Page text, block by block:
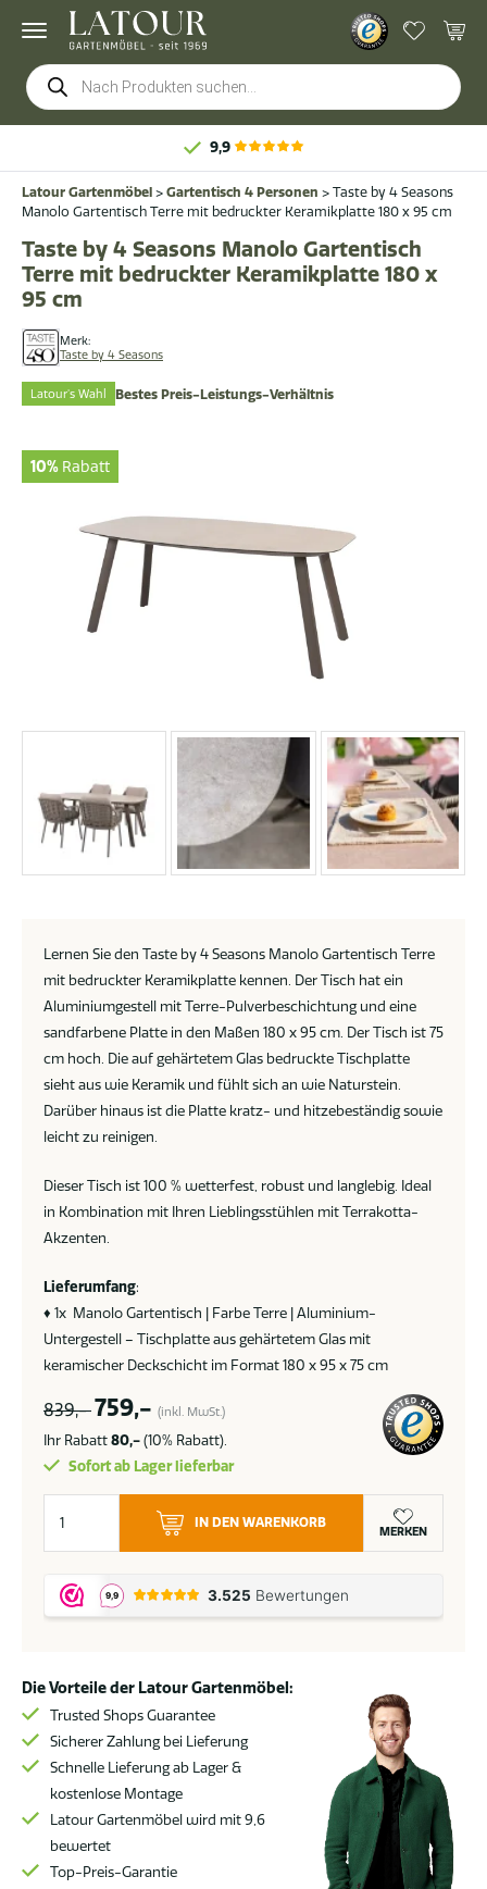
Products
search
9,9
Latour Gartenmöbel > Gartentisch 4 Personen > Taste by 4 Seasons
Manolo Gartentisch Terre mit bedruckter Keramikplatte 180 x 95 cm
Merk:
Taste by 4 Seasons
Taste by 4 Seasons Manolo Gartentisch
Terre mit bedruckter Keramikplatte 180 x
95 cm
Latour's Wahl Bestes Preis-Leistungs-Verhältnis
10% Rabatt
Lernen Sie den Taste by 4 Seasons Manolo Gartentisch Terre
mit bedruckter Keramikplatte kennen. Der Tisch hat ein
Aluminiumgestell mit Terre-Pulverbeschichtung und eine
sandfarbene Platte in den Maßen 180 x 95 cm. Der Tisch ist 75
cm hoch. Die auf gehärtetem Glas bedruckte Tischplatte
sieht aus wie Keramik und fühlt sich an wie Naturstein.
Darüber hinaus ist die Platte kratz- und hitzebeständig sowie
leicht zu reinigen.
Dieser Tisch ist 100 % wetterfest, robust und langlebig. Ideal
in Kombination mit Ihren Lieblingsstühlen mit Terrakotta-
Akzenten.
Lieferumfang:
♦ 1x Manolo Gartentisch | Farbe Terre | Aluminium-
Untergestell – Tischplatte aus gehärtetem Glas mit
keramischer Deckschicht im Format 180 x 95 x 75 cm
839,- 759,- (inkl. MwSt.)
Ihr Rabatt80,-(10% Rabatt).
Sofort ab Lager lieferbar
4
Seasons
Manolo
mit
bedruckter
Keramikplatte
180
95
cm
Menge
IN DEN WARENKORB
MERKEN
Die Vorteile der Latour Gartenmöbel:
Trusted Shops Guarantee
Sicherer Zahlung bei Lieferung
Schnelle Lieferung ab Lager &
kostenlose Montage
Latour Gartenmöbel wird mit 9,6
bewertet
Top-Preis-Garantie